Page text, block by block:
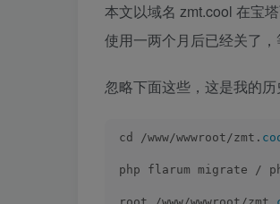
本文以域名 zmt.cool 在宝
使用一两个月后已经关了
忽略下面这些，这是我的历
cd /www/wwwroot/zmt.
php flarum migrate /